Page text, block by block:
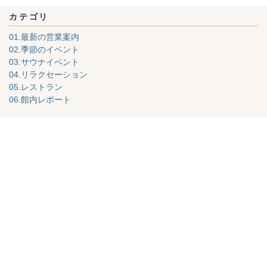
カテゴリ
01.最新の営業案内
02.季節のイベント
03.サウナイベント
04.リラクセーション
05.レストラン
06.館内レポート